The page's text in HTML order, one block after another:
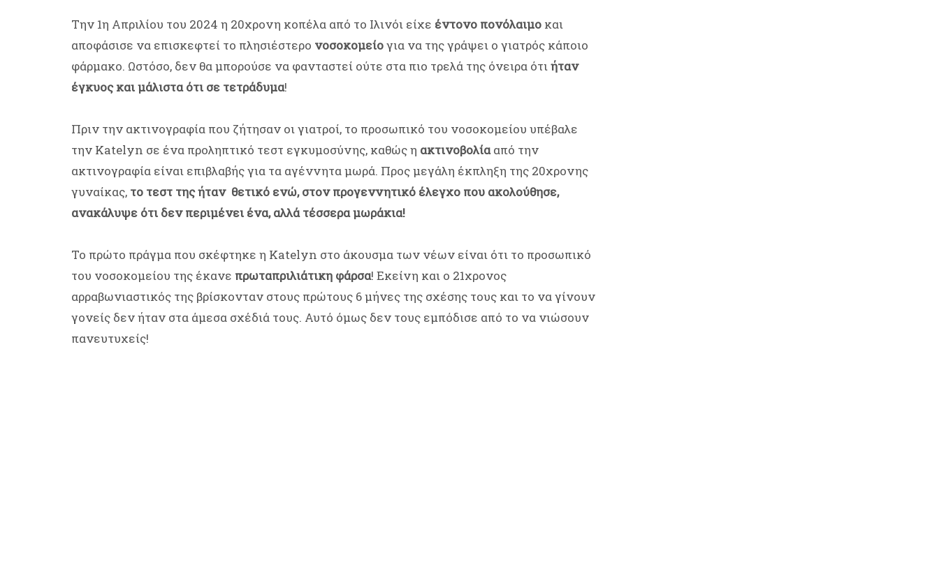
Την 1η Απριλίου του 2024 η 20χρονη κοπέλα από το Ιλινόι είχε έντονο πονόλαιμο και
αποφάσισε να επισκεφτεί το πλησιέστερο νοσοκομείογια να της γράψει ο γιατρός κάποιο
φάρμακο. Ωστόσο, δεν θα μπορούσε να φανταστεί ούτε στα πιο τρελά της όνειρα ότιήταν
έγκυος και μάλιστα ότι σε τετράδυμα!
Πριν την ακτινογραφία που ζήτησαν οι γιατροί, το προσωπικό του νοσοκομείου υπέβαλε
την Katelyn σε ένα προληπτικό τεστ εγκυμοσύνης, καθώς η ακτινοβολίααπό την
ακτινογραφία είναι επιβλαβής για τα αγέννητα μωρά. Προς μεγάλη έκπληξη της 20χρονης
γυναίκας, το τεστ της ήταν θετικό ενώ, στον προγεννητικό έλεγχο που ακολούθησε,
ανακάλυψε ότι δεν περιμένει ένα, αλλά τέσσερα μωράκια!
Το πρώτο πράγμα που σκέφτηκε η Katelyn στο άκουσμα των νέων είναι ότι το προσωπικό
του νοσοκομείου της έκανε πρωταπριλιάτικη φάρσα! Εκείνη και ο 21χρονος
αρραβωνιαστικός της βρίσκονταν στους πρώτους 6 μήνες της σχέσης τους και το να γίνουν
γονείς δεν ήταν στα άμεσα σχέδιά τους. Αυτό όμως δεν τους εμπόδισε από το να νιώσουν
πανευτυχείς!